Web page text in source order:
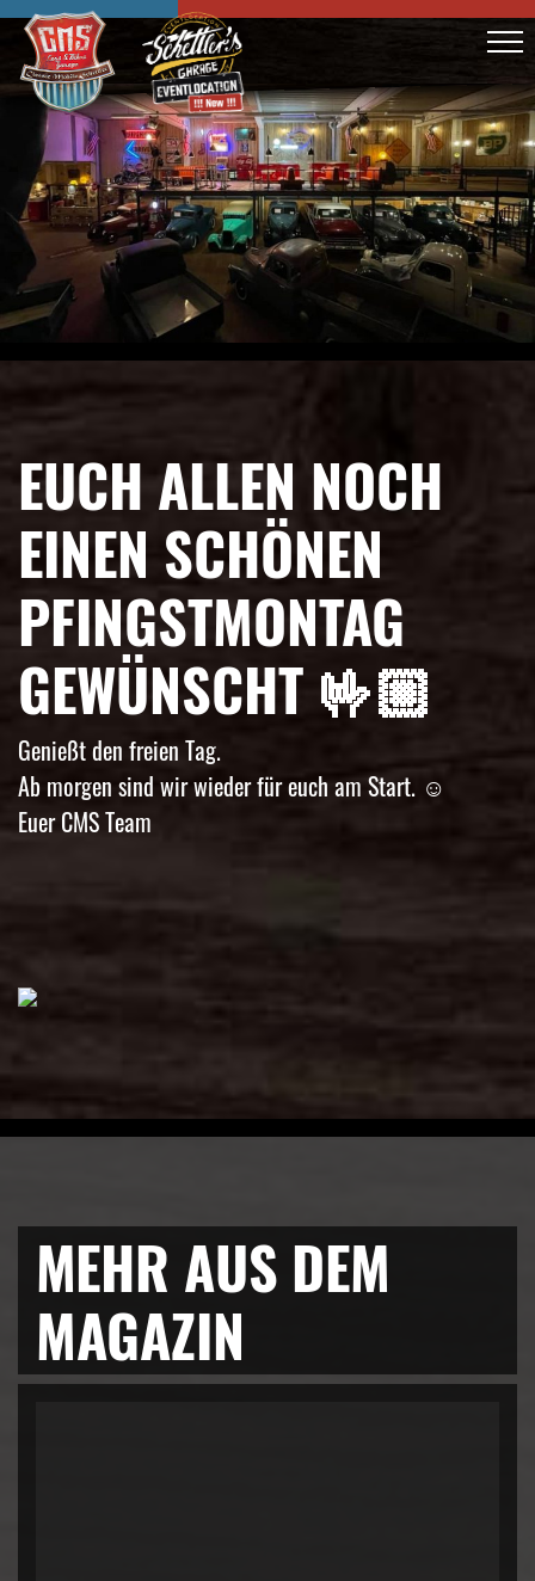
EUCH ALLEN NOCH
EINEN SCHÖNEN
PFINGSTMONTAG
GEWÜNSCHT 🤟🏼
Genießt den freien Tag.
Ab morgen sind wir wieder für euch am Start. ☺️
Euer CMS Team
MEHR AUS DEM
MAGAZIN